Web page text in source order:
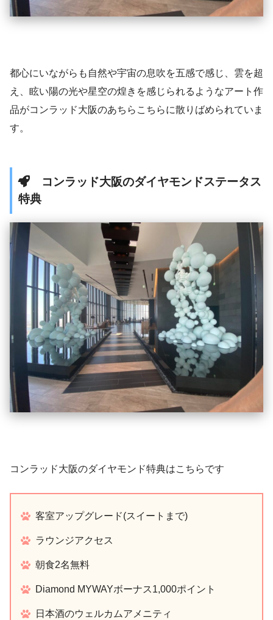
都心にいながらも自然や宇宙の息吹を五感で感じ、雲を超
え、眩い陽の光や星空の煌きを感じられるようなアート作
品がコンラッド大阪のあちらこちらに散りばめられていま
す。
コンラッド大阪のダイヤモンドステータス
特典
コンラッド大阪のダイヤモンド特典はこちらです
客室アップグレード(スイートまで)
ラウンジアクセス
朝食2名無料
Diamond MYWAYボーナス1,000ポイント
日本酒のウェルカムアメニティ